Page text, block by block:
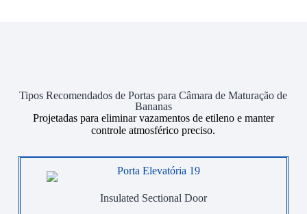
Tipos Recomendados de Portas para Câmara de Maturação de
Bananas
Projetadas para eliminar vazamentos de etileno e manter
controle atmosférico preciso.
Insulated Sectional Door